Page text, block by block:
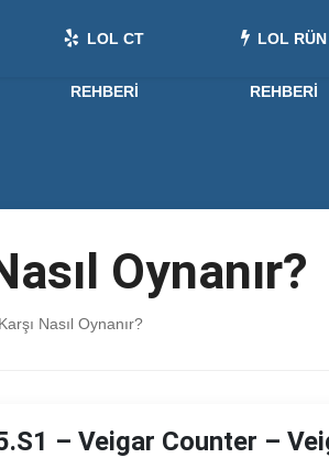
LOL CT
REHBERI
LOL RÜN
REHBERI
Oynanır?
Nasıl Oynanır?
– Veigar Counter –